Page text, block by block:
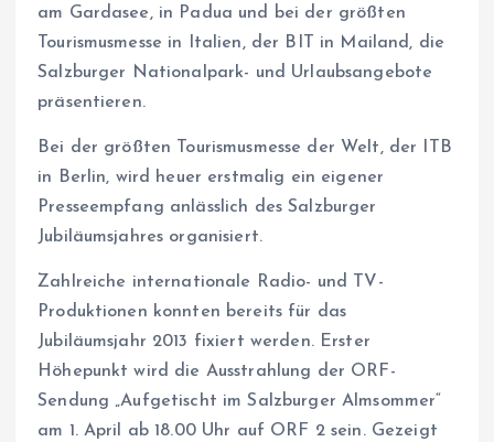
am Gardasee, in Padua und bei der größten
Tourismusmesse in Italien, der BIT in Mailand, die
Salzburger Nationalpark- und Urlaubsangebote
präsentieren.
Bei der größten Tourismusmesse der Welt, der ITB
in Berlin, wird heuer erstmalig ein eigener
Presseempfang anlässlich des Salzburger
Jubiläumsjahres organisiert.
Zahlreiche internationale Radio- und TV-
Produktionen konnten bereits für das
Jubiläumsjahr 2013 fixiert werden. Erster
Höhepunkt wird die Ausstrahlung der ORF-
Sendung „Aufgetischt im Salzburger Almsommer“
am 1. April ab 18.00 Uhr auf ORF 2 sein. Gezeigt